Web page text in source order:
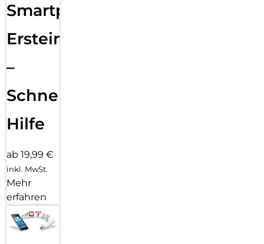
Smartphone
Ersteinrichtung
–
Schnelle
Hilfe
ab 19,99 €
inkl. MwSt.
Mehr
erfahren